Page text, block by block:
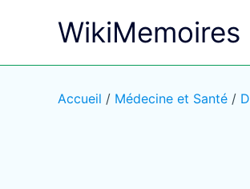
WikiMemoires
Accueil / Médecine et Santé /